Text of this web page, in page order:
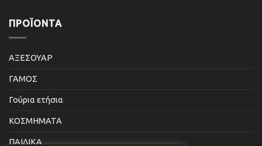
ΠΡΟΪΌΝΤΑ
ΑΞΕΣΟΥΑΡ
ΓΑΜΟΣ
Γούρια ετήσια
ΚΟΣΜΗΜΑΤΑ
ΠΑΙΔΙΚΑ